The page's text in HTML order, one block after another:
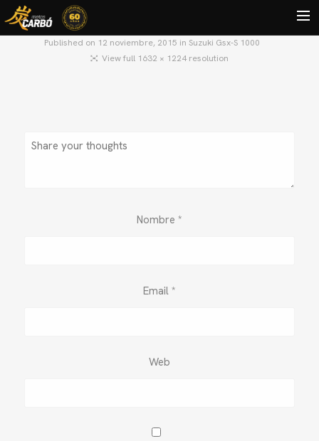
BLOG
Published on 12 noviembre, 2015 inSuzuki Gsx-S 1000
View full 1632 × 1224 resolution
Nombre *
Email *
Web